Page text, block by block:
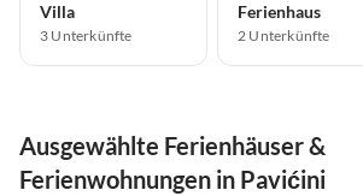
Villa
3 Unterkünfte
Ferienhaus
2 Unterkünfte
Ausgewählte Ferienhäuser &
Ferienwohnungen in Pavićini